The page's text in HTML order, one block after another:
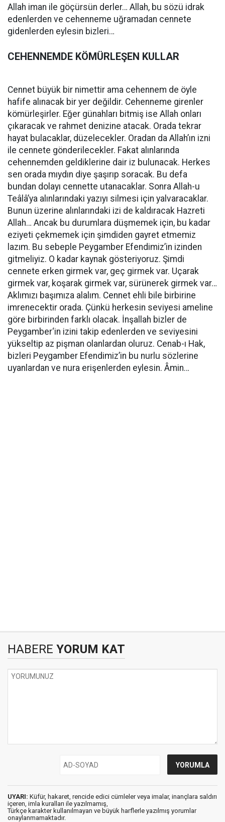
Allah iman ile göçürsün derler… Allah, bu sözü idrak
edenlerden ve cehenneme uğramadan cennete
gidenlerden eylesin bizleri…
CEHENNEMDE KÖMÜRLEŞEN KULLAR
Cennet büyük bir nimettir ama cehennem de öyle
hafife alınacak bir yer değildir. Cehenneme girenler
kömürleşirler. Eğer günahları bitmiş ise Allah onları
çıkaracak ve rahmet denizine atacak. Orada tekrar
hayat bulacaklar, düzelecekler. Oradan da Allah’ın izni
ile cennete gönderilecekler. Fakat alınlarında
cehennemden geldiklerine dair iz bulunacak. Herkes
sen orada mıydın diye şaşırıp soracak. Bu defa
bundan dolayı cennette utanacaklar. Sonra Allah-u
Teâlâ’ya alınlarındaki yazıyı silmesi için yalvaracaklar.
Bunun üzerine alınlarındaki izi de kaldıracak Hazreti
Allah… Ancak bu durumlara düşmemek için, bu kadar
eziyeti çekmemek için şimdiden gayret etmemiz
lazım. Bu sebeple Peygamber Efendimiz’in izinden
gitmeliyiz. O kadar kaynak gösteriyoruz. Şimdi
cennete erken girmek var, geç girmek var. Uçarak
girmek var, koşarak girmek var, sürünerek girmek var…
Aklımızı başımıza alalım. Cennet ehli bile birbirine
imrenecektir orada. Çünkü herkesin seviyesi ameline
göre birbirinden farklı olacak. İnşallah bizler de
Peygamber‘in izini takip edenlerden ve seviyesini
yükseltip az pişman olanlardan oluruz. Cenab-ı Hak,
bizleri Peygamber Efendimiz’in bu nurlu sözlerine
uyanlardan ve nura erişenlerden eylesin. Âmin…
HABERE YORUM KAT
UYARI: Küfür, hakaret, rencide edici cümleler veya imalar, inançlara saldırı
içeren, imla kuralları ile yazılmamış,
Türkçe karakter kullanılmayan ve büyük harflerle yazılmış yorumlar
onaylanmamaktadır.